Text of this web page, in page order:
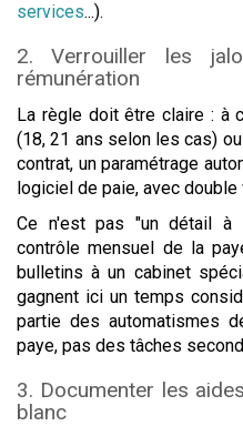
services...).
2. Verrouiller les
rémunération
La règle doit être claire : à
(18, 21 ans selon les cas)
contrat, un paramétrage
logiciel de paie, avec double
Ce n'est pas "un détail à
contrôle mensuel de la
bulletins à un cabinet
gagnent ici un temps
partie des automatismes
paye, pas des tâches
3. Documenter les
blanc